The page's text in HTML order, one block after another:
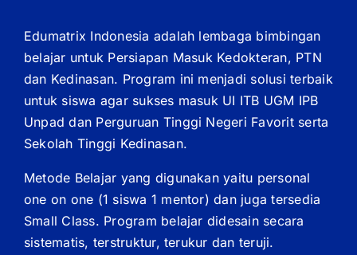
Edumatrix Indonesia adalah lembaga bimbingan
belajar untuk Persiapan Masuk Kedokteran, PTN
dan Kedinasan. Program ini menjadi solusi terbaik
untuk siswa agar sukses masuk UI ITB UGM IPB
Unpad dan Perguruan Tinggi Negeri Favorit serta
Sekolah Tinggi Kedinasan.
Metode Belajar yang digunakan yaitu personal
one on one (1 siswa 1 mentor) dan juga tersedia
Small Class. Program belajar didesain secara
sistematis, terstruktur, terukur dan teruji.